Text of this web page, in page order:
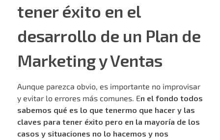
tener éxito en el
desarrollo de un Plan de
Marketing y Ventas
Aunque parezca obvio, es importante no improvisar
y evitar lo errores más comunes. En el fondo todos
sabemos qué es lo que tenermo que hacer y las
claves para tener éxito pero en la mayoría de los
casos y situaciones no lo hacemos y nos